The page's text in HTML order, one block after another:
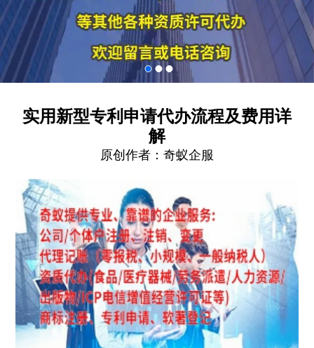
实用新型专利申请代办流程及费用详
解
原创作者： 奇蚁企服